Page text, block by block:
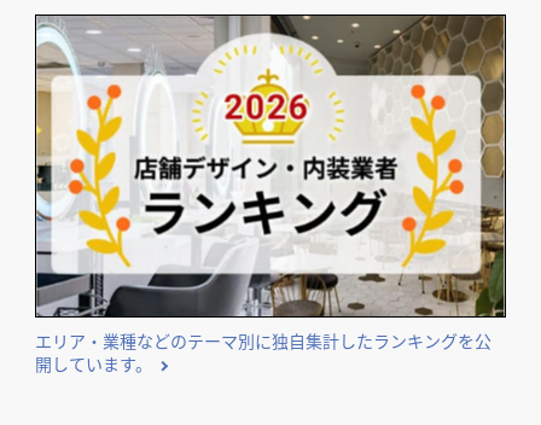
エリア・業種などのテーマ別に独自集計したランキングを公
開しています。